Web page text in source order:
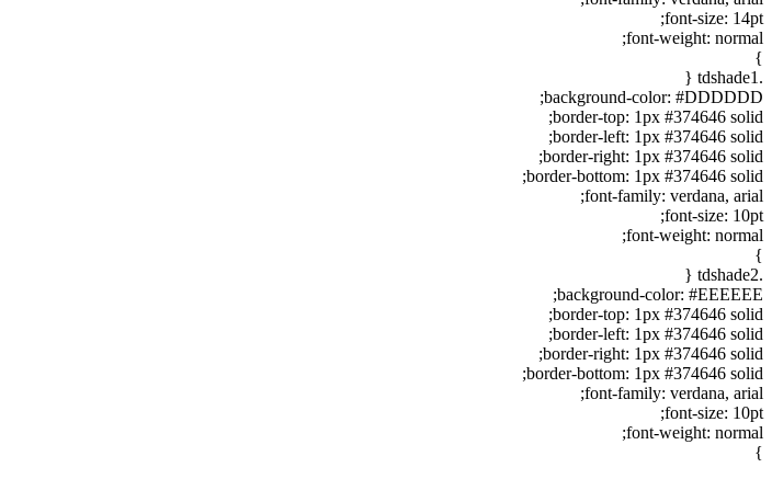
font-size: 14pt;
font-weight: normal;
}
.tdshade1 {
background-color: #DDDDDD;
border-top: 1px #374646 solid;
border-left: 1px #374646 solid;
border-right: 1px #374646 solid;
border-bottom: 1px #374646 solid;
font-family: verdana, arial;
font-size: 10pt;
font-weight: normal;
}
.tdshade2 {
background-color: #EEEEEE;
border-top: 1px #374646 solid;
border-left: 1px #374646 solid;
border-right: 1px #374646 solid;
border-bottom: 1px #374646 solid;
font-family: verdana, arial;
font-size: 10pt;
font-weight: normal;
}